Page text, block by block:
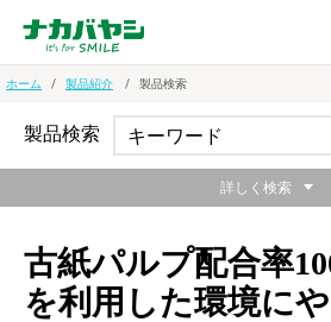
ホーム 製品紹介 製品検索
古紙パルプ配合率
を利用した環境に
製品検索
詳しく検索